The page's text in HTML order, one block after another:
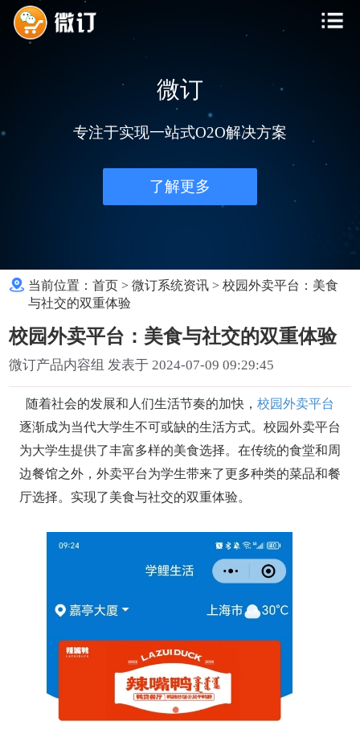
微订
专注于实现一站式O2O解决方案
了解更多
当前位置：首页 >微订系统资讯 >校园外卖平台：美食
与社交的双重体验
校园外卖平台：美食与社交的双重体验
微订产品内容组 发表于 2024-07-09 09:29:45
随着社会的发展和人们生活节奏的加快， 校园外卖平台
逐渐成为当代大学生不可或缺的生活方式。校园外卖平台
为大学生提供了丰富多样的美食选择。在传统的食堂和周
边餐馆之外，外卖平台为学生带来了更多种类的菜品和餐
厅选择。实现了美食与社交的双重体验。